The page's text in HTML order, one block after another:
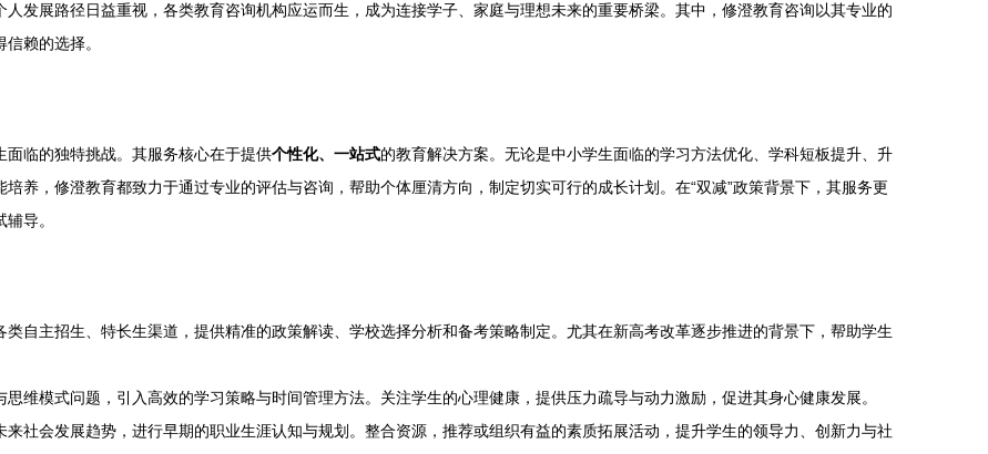
发展路径日益重视，各类教育咨询机构应运而生，成为连接学子、家庭与理想未来的重要桥梁。其中，修澄教育咨询以其专业的
赖的选择。
临的独特挑战。其服务核心在于提供个性化、一站式的教育解决方案。无论是中小学生面临的学习方法优化、学科短板提升、升
养，修澄教育都致力于通过专业的评估与咨询，帮助个体厘清方向，制定切实可行的成长计划。在“双减”政策背景下，其服务更
导。
类自主招生、特长生渠道，提供精准的政策解读、学校选择分析和备考策略制定。尤其在新高考改革逐步推进的背景下，帮助学生
思维模式问题，引入高效的学习策略与时间管理方法。关注学生的心理健康，提供压力疏导与动力激励，促进其身心健康发展。
来社会发展趋势，进行早期的职业生涯认知与规划。整合资源，推荐或组织有益的素质拓展活动，提升学生的领导力、创新力与社